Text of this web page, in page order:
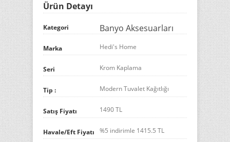
Ürün Detayı
Kategori Banyo Aksesuarları
Marka Hedi's Home
Seri Krom Kaplama
Tip : Modern Tuvalet Kağıtlığı
Satış Fiyatı 1490 TL
Havale/Eft Fiyatı %5 indirimle 1415.5 TL